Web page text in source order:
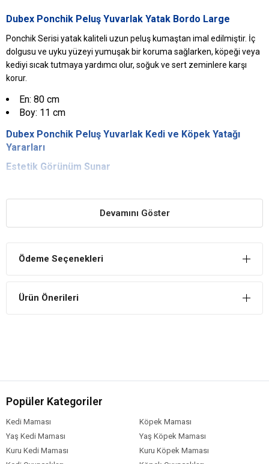
Dubex Ponchik Peluş Yuvarlak Yatak Bordo Large
Ponchik Serisi yatak kaliteli uzun peluş kumaştan imal edilmiştir. İç
dolgusu ve uyku yüzeyi yumuşak bir koruma sağlarken, köpeği veya
kediyi sıcak tutmaya yardımcı olur, soğuk ve sert zeminlere karşı
korur.
En: 80 cm
Boy: 11 cm
Dubex Ponchik Peluş Yuvarlak Kedi ve Köpek Yatağı
Yararları
Estetik Görünüm Sunar
görünüm sağlar.
Köpeğin veya kedinin stressiz bir şekilde dinlenebileceği
Kaliteli Kumaştan Üretilmiştir
üretilmiştir.
Devamını Göster
Ödeme Seçenekleri
Ürün Önerileri
Popüler Kategoriler
Kedi Maması
Köpek Maması
Yaş Kedi Maması
Yaş Köpek Maması
Kuru Kedi Maması
Kuru Köpek Maması